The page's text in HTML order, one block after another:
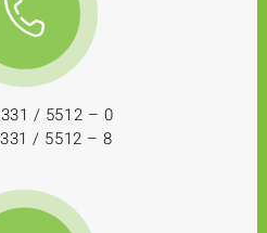
/ 5512 – 0
/ 5512 – 8